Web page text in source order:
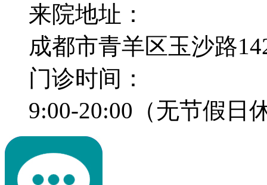
来院地址：
成都市青羊区玉沙路
门诊时间：
9:00-20:00（无节假日